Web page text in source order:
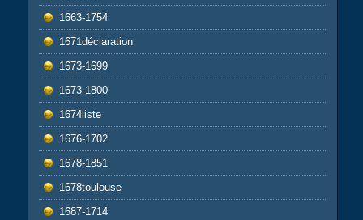
1663-1754
1671déclaration
1673-1699
1673-1800
1674liste
1676-1702
1678-1851
1678toulouse
1687-1714